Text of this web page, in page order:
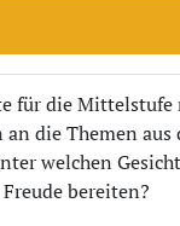
für die
die Themen
welchen
bereiten?